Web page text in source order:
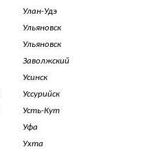
Улан-Удэ
Ульяновск
Ульяновск
Заволжский
Усинск
Уссурийск
Усть-Кут
Уфа
Ухта